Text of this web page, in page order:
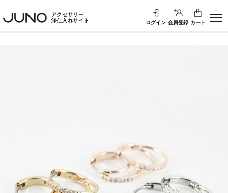
アクセサリー
卸仕入れサイト
ログイン 会員登録 カート